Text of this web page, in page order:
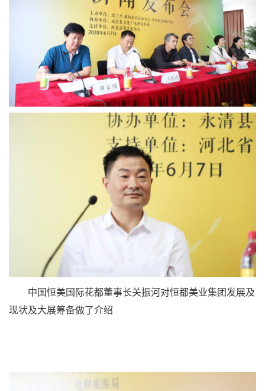
中国恒美国际花都董事长关振河对恒都美业集团发展及
现状及大展筹备做了介绍。为贯彻落实***中央，全面实施